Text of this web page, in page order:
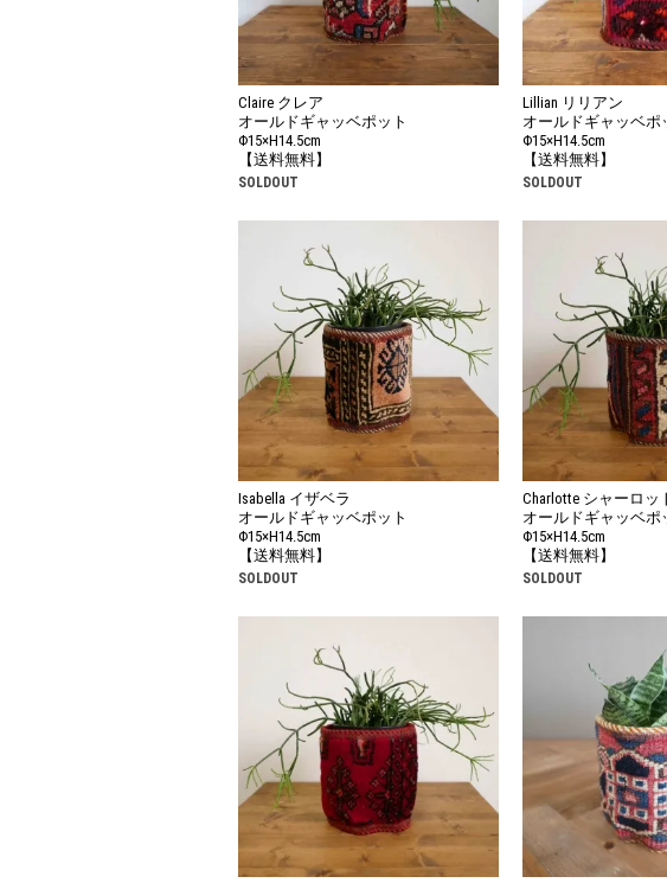
Claire クレア
オールドギャッベポット
Φ15×H14.5cm
【送料無料】
SOLDOUT
Lillian リリアン
オールドギャッベポ
Φ15×H14.5cm
【送料無料】
SOLDOUT
Isabella イザベラ
オールドギャッベポット
Φ15×H14.5cm
【送料無料】
SOLDOUT
Charlotte シャーロッ
オールドギャッベポ
Φ15×H14.5cm
【送料無料】
SOLDOUT